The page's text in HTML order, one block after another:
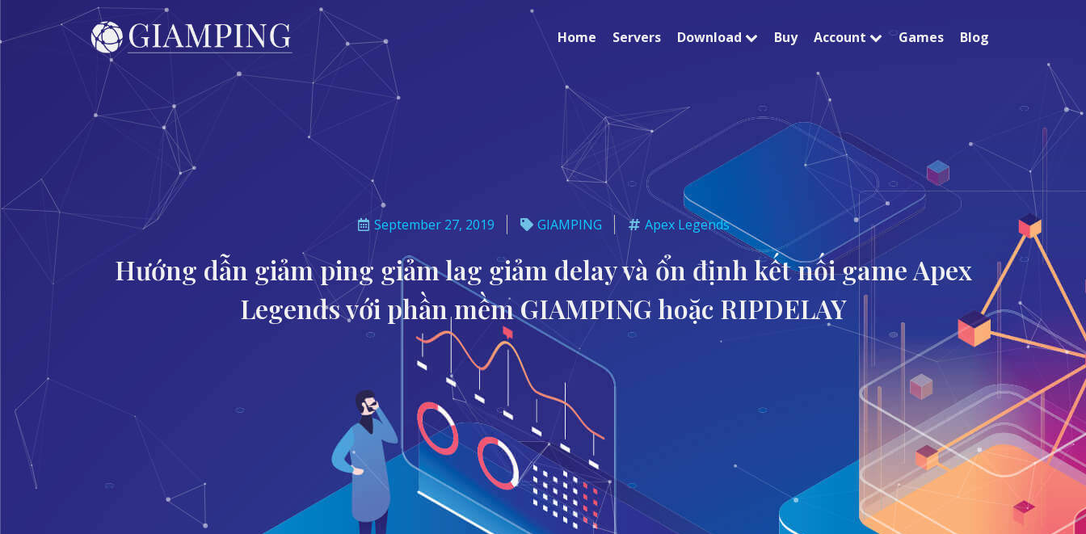
Home Servers Download Buy Account Games Blog
September 27, 2019 GIAMPING Apex Legends
Hướng dẫn giảm ping giảm lag giảm delay và ổn định kết nối game Apex
Legends với phần mềm GIAMPING hoặc RIPDELAY